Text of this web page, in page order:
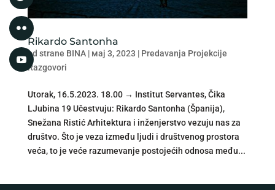
Rikardo Santonha
od strane BINA| мај 3, 2023 | Predavanja Projekcije
Razgovori
Utorak, 16.5.2023. 18.00 → Institut Servantes, Čika
LJubina 19 Učestvuju: Rikardo Santonha (Španija),
Snežana Ristić Arhitektura i inženjerstvo vezuju nas za
društvo. Što je veza između ljudi i društvenog prostora
veća, to je veće razumevanje postojećih odnosa među...